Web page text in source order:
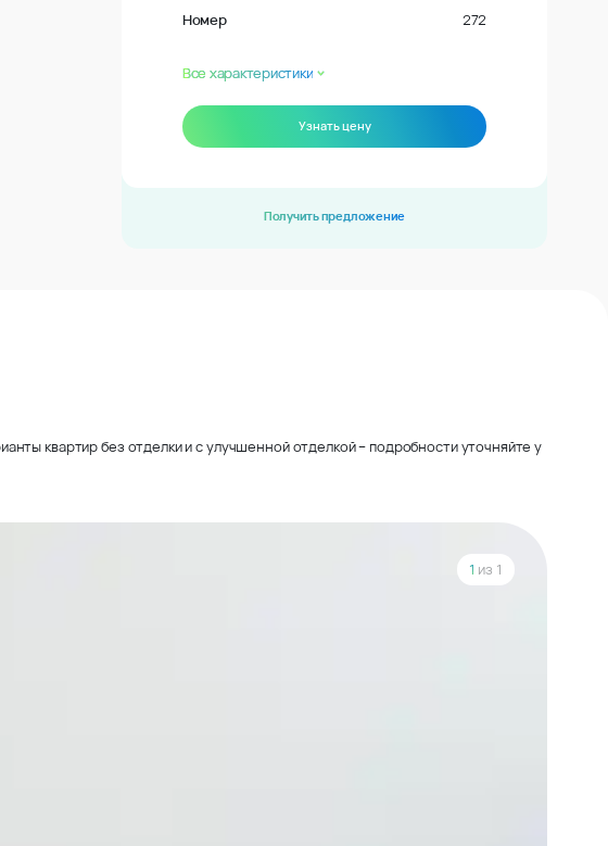
Номер 272
Все характеристики
Узнать цену
Получить предложение
квартир без отделки и с улучшенной отделкой – подробности уточняйте у
1 из 1